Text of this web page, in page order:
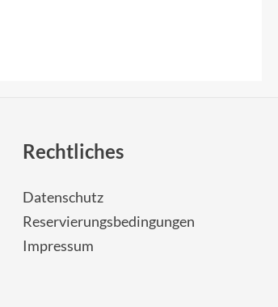
Rechtliches
Datenschutz
Reservierungsbedingungen
Impressum